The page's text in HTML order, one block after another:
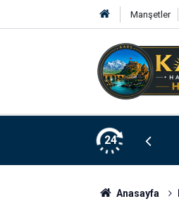
Manşetler
24
rotası: Nav Göl
Anasayfa